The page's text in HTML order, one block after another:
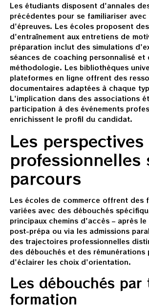
Les étudiants disposent d'annales
précédentes pour se familiariser
d'épreuves. Les écoles proposent
d'entraînement aux entretiens de
préparation inclut des simulations
séances de coaching personnalisé et
méthodologie. Les bibliothèques
plateformes en ligne offrent des
documentaires adaptées à chaque
L'implication dans des associations
participation à des événements
enrichissent le profil du candidat.
Les perspectives
professionnelles
parcours
Les écoles de commerce offrent des
variées avec des débouchés
principaux chemins d'accès – après
post-prépa ou via les admissions
des trajectoires professionnelles
des débouchés et des rémunérations
d'éclairer les choix d'orientation.
Les débouchés par
formation